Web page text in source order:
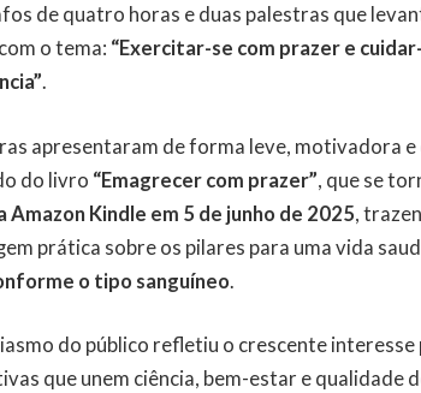
de quatro horas e duas palestras que
o tema: “Exercitar-se com prazer e
.
apresentaram de forma leve, motivadora e
do livro “Emagrecer com prazer”, que se
Amazon Kindle em 5 de junho de 2025,
prática sobre os pilares para uma vida
o tipo sanguíneo.
do público refletiu o crescente
que unem ciência, bem-estar e qualidade